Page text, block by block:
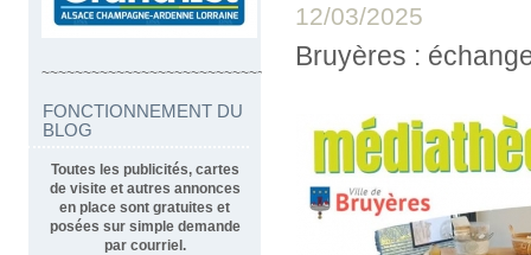
~~~~~~~~~~~~~~~~~~~~~~~~~~~~~~~~~~
FONCTIONNEMENT DU
BLOG
Toutes les publicités, cartes
de visite et autres annonces
en place sont gratuites et
posées sur simple demande
par courriel.
12/03/2025
Bruyères :